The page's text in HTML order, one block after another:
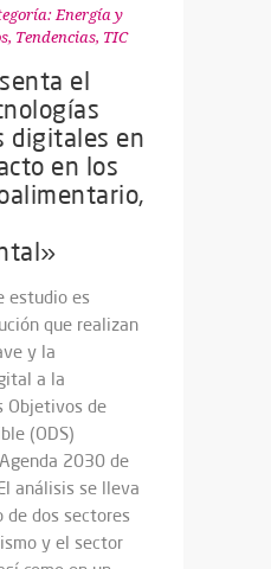
Energía y
, Tendencias, TIC
el
digitales en
en los
estudio es
que realizan
y la
a la
Objetivos de
(ODS)
2030 de
análisis se lleva
de dos sectores
y el sector